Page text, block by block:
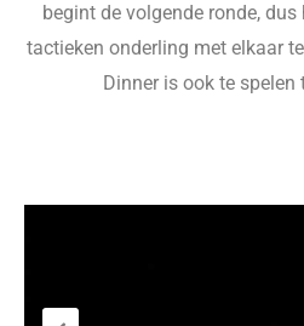
begint de volgende ronde,
tactieken onderling met elkaar
Dinner is ook te spelen